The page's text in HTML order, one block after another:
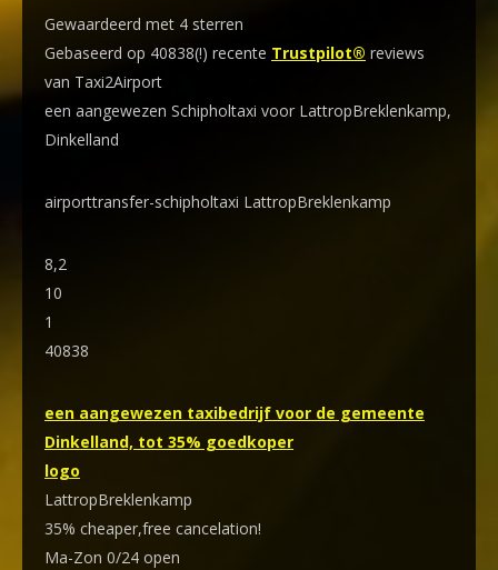
Gewaardeerd met 4 sterren
Gebaseerd op 40838(!) recente Trustpilot® reviews
van Taxi2Airport
een aangewezen Schipholtaxi voor LattropBreklenkamp,
Dinkelland
airporttransfer-schipholtaxi LattropBreklenkamp
8,2
10
1
40838
een aangewezen taxibedrijf voor de gemeente
Dinkelland, tot 35% goedkoper
logo
LattropBreklenkamp
35% cheaper,free cancelation!
Ma-Zon 0/24 open